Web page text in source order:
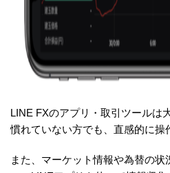
LINE FXのアプリ・取引ツールは
慣れていない方でも、直感的に操
また、マーケット情報や為替の